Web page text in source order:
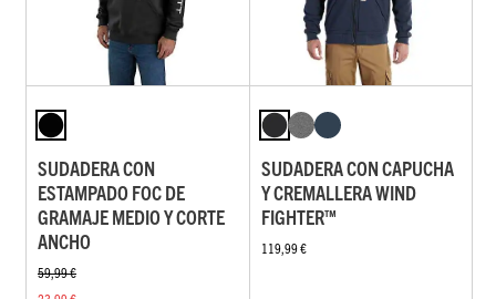
SUDADERA CON
ESTAMPADO FOC DE
GRAMAJE MEDIO Y CORTE
ANCHO
59,99 €
SUDADERA CON CAPUCHA
Y CREMALLERA WIND
FIGHTER™
119,99 €